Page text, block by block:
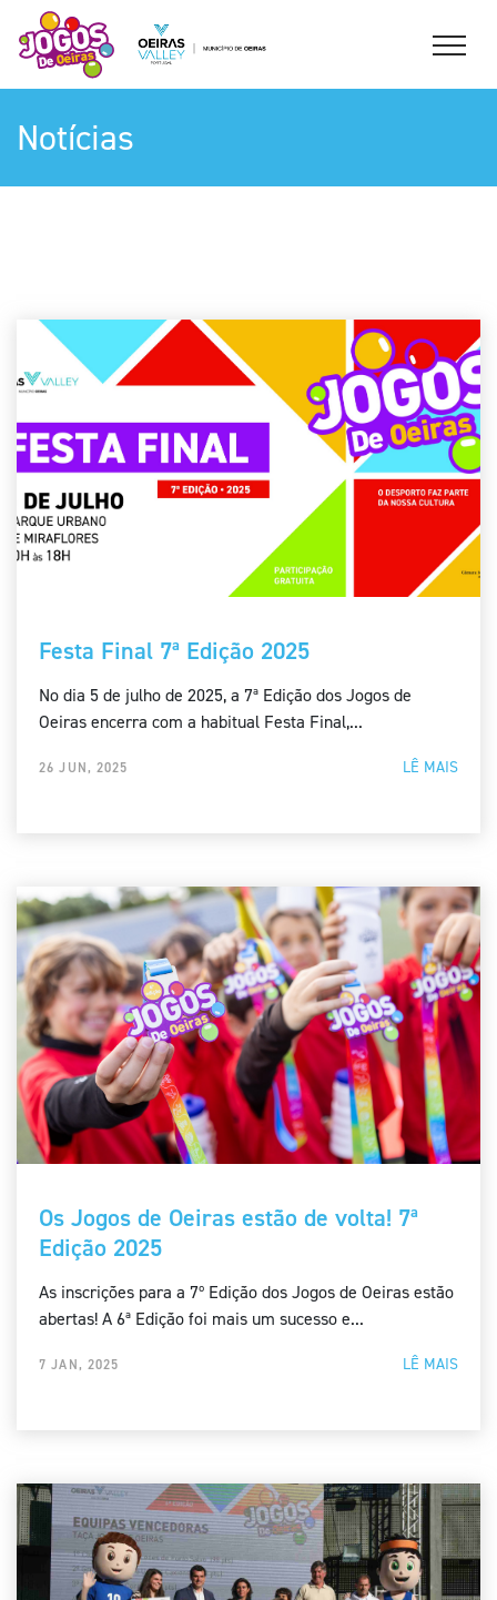
Notícias
Festa Final 7ª Edição 2025
No dia 5 de julho de 2025, a 7ª Edição dos Jogos de
Oeiras encerra com a habitual Festa Final,...
LÊ MAIS
26 JUN, 2025
Os Jogos de Oeiras estão de volta! 7ª
Edição 2025
As inscrições para a 7º Edição dos Jogos de Oeiras estão
abertas! A 6ª Edição foi mais um sucesso e...
LÊ MAIS
7 JAN, 2025